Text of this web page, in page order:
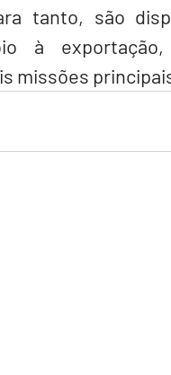
tanto, são
à
missões